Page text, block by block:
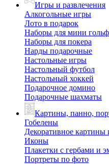
Игры и развлечения
Алкогольные игры
Лото в подарок
Наборы для мини
Наборы для покера
Нарды подарочные
Настольные игры
Настольный футбол
Настольный хоккей
Подарочное домино
Подарочные шахматы
Картины, панно,
Гобелены
Декоративное картины
Иконы
Плакетки с гербами и
Портреты по фото